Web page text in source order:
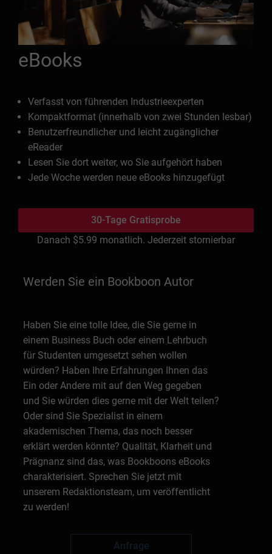
eBooks
Verfasst von führenden Industrieexperten
Kompaktformat (innerhalb von zwei Stunden lesbar)
Benutzerfreundlicher und leicht zugänglicher
eReader
Lesen Sie dort weiter, wo Sie aufgehört haben
Jede Woche werden neue eBooks hinzugefügt
30-Tage Gratisprobe
Danach $5.99 monatlich. Jederzeit stornierbar
Werden Sie ein Bookboon Autor
Haben Sie eine tolle Idee, die Sie gerne in
einem Business Buch oder einem Lehrbuch
für Studenten umgesetzt sehen wollen
würden? Haben Ihre Erfahrungen Ihnen das
Ein oder Andere mit auf den Weg gegeben
und Sie würden dies gerne mit der Welt teilen?
Oder sind Sie Spezialist in einem
akademischen Thema, das noch besser
erklärt werden könnte? Qualität, Klarheit und
Prägnanz sind das, was Bookboons eBooks
charakterisiert. Sprechen Sie jetzt mit
unserem Redaktionsteam, um veröffentlicht
zu werden!
Anfrage